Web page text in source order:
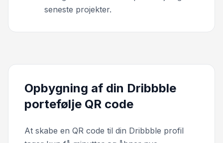
seneste projekter.
Opbygning af din Dribbble
portefølje QR code
At skabe en QR code til din Dribbble profil